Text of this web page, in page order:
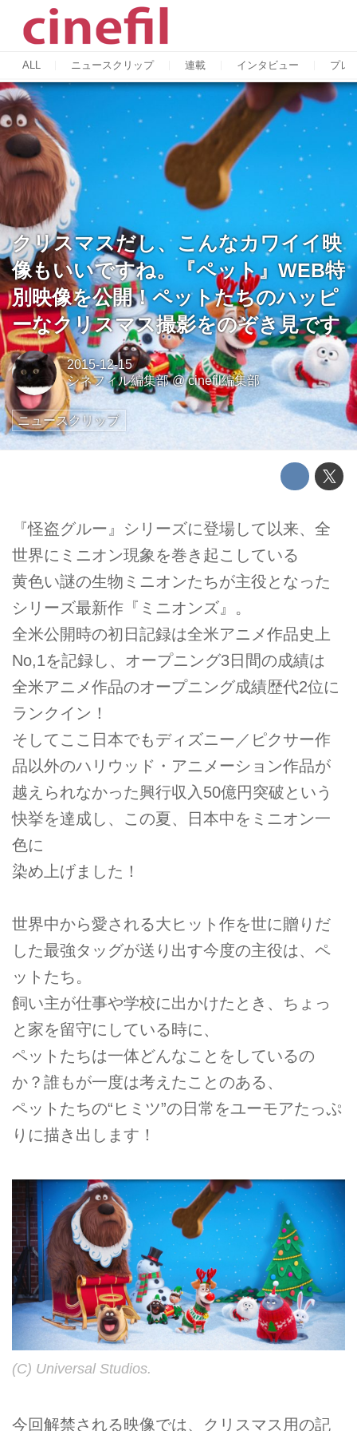
ALL ニュースクリップ 連載 インタビュー プレ
クリスマスだし、こんなカワイイ映
像もいいですね。『ペット』WEB特
別映像を公開！ペットたちのハッピ
ーなクリスマス撮影をのぞき見です
2015-12-15
シネフィル編集部@cinefil編集部
ニュースクリップ
『怪盗グルー』シリーズに登場して以来、全
世界にミニオン現象を巻き起こしている
黄色い謎の生物ミニオンたちが主役となった
シリーズ最新作『ミニオンズ』。
全米公開時の初日記録は全米アニメ作品史上
No,1を記録し、オープニング3日間の成績は
全米アニメ作品のオープニング成績歴代2位に
ランクイン！
そしてここ日本でもディズニー／ピクサー作
品以外のハリウッド・アニメーション作品が
越えられなかった興行収入50億円突破という
快挙を達成し、この夏、日本中をミニオン一
色に
染め上げました！
世界中から愛される大ヒット作を世に贈りだ
した最強タッグが送り出す今度の主役は、ペ
ットたち。
飼い主が仕事や学校に出かけたとき、ちょっ
と家を留守にしている時に、
ペットたちは一体どんなことをしているの
か？誰もが一度は考えたことのある、
ペットたちの“ヒミツ”の日常をユーモアたっぷ
りに描き出します！
(C) Universal Studios.
今回解禁される映像では、クリスマス用の記